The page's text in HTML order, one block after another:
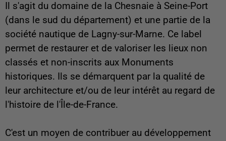
Il s'agit du domaine de la Chesnaie à Seine-Port
(dans le sud du département) et une partie de la
société nautique de Lagny-sur-Marne. Ce label
permet de restaurer et de valoriser les lieux non
classés et non-inscrits aux Monuments
historiques. Ils se démarquent par la qualité de
leur architecture et/ou de leur intérêt au regard de
l'histoire de l'Île-de-France.
C'est un moyen de contribuer au développement